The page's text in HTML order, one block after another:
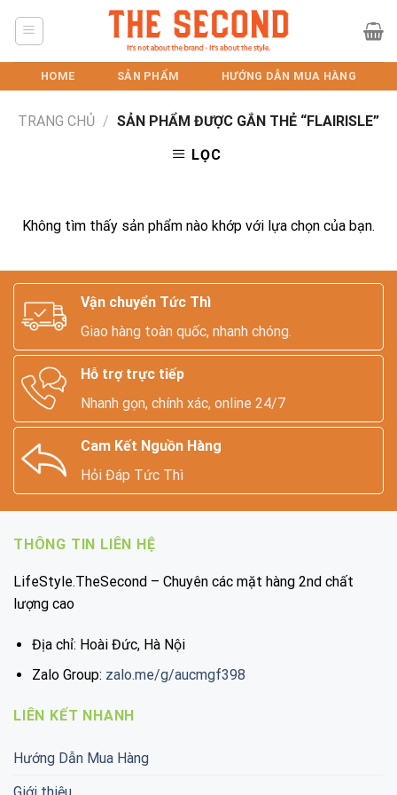
HOME SẢN PHẨM HƯỚNG DẪN MUA HÀNG
TRANG CHỦ / SẢN PHẨM ĐƯỢC GẮN THẺ “FLAIRISLE”
LỌC
Không tìm thấy sản phẩm nào khớp với lựa chọn của bạn.
Vận chuyển Tức Thì
Giao hàng toàn quốc, nhanh chóng.
Hỗ trợ trực tiếp
Nhanh gọn, chính xác, online 24/7
Cam Kết Nguồn Hàng
Hỏi Đáp Tức Thì
THÔNG TIN LIÊN HỆ
LifeStyle.TheSecond – Chuyên các mặt hàng 2nd chất
lượng cao
Địa chỉ: Hoài Đức, Hà Nội
Zalo Group: zalo.me/g/aucmgf398
LIÊN KẾT NHANH
Hướng Dẫn Mua Hàng